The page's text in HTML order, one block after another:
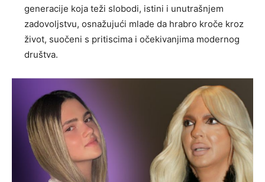
generacije koja teži slobodi, istini i unutrašnjem
zadovoljstvu, osnažujući mlade da hrabro kroče kroz
život, suočeni s pritiscima i očekivanjima modernog
društva.